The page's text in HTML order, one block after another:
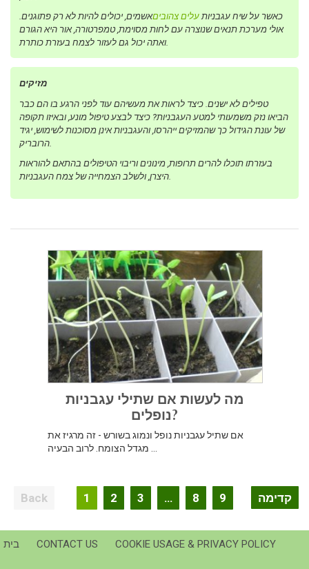
כאשר על שיח עגבניות עלים צהוביםאשמים, יכולים להיות לא רק פתוגנים.
אולי מערכת תנאים שנוצרה עם לחות מסוימת, טמפרטורה, אור היא הגורם
מזיקים
טפילים לא ישנים. כיצד לראות את מעשיהם עוד לפני הרגע בו הם כבר
הביאו נזק משמעותי למטע העגבניות? כיצד לבצע טיפול מונע, ובאיזו תקופה
של עונת הגידול כך שהמזיקים ייהרסו, והעגבניות אינן מסוכנות לשימוש, יגיד
בעזרתו תוכלו להרים תרופות, מינונים וריבוי הטיפולים בהתאם להוראות
מה לעשות אם שתילי עגבניות
נופלים?
אם שתיל עגבניות נופל ונמוג בשורש - זה מרגיז את
מגדל הצומח. לרוב הבעיה ...
ניווט
1 2 3 … 8 9 קדימה
בית CONTACT US COOKIE USAGE & PRIVACY POLICY